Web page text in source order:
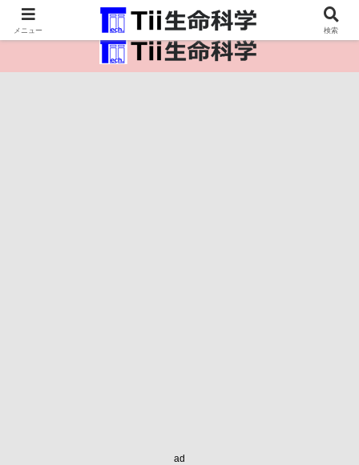
医療保健・生命・生物の情報インフラ。
ad
メニュー 検索